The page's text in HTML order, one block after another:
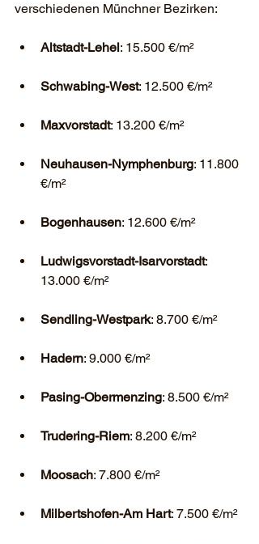
verschiedenen Münchner Bezirken:
Altstadt-Lehel: 15.500 €/m²
Schwabing-West: 12.500 €/m²
Maxvorstadt: 13.200 €/m²
Neuhausen-Nymphenburg: 11.800
€/m²
Bogenhausen: 12.600 €/m²
Ludwigsvorstadt-Isarvorstadt:
13.000 €/m²
Sendling-Westpark: 8.700 €/m²
Hadern: 9.000 €/m²
Pasing-Obermenzing: 8.500 €/m²
Trudering-Riem: 8.200 €/m²
Moosach: 7.800 €/m²
Milbertshofen-Am Hart: 7.500 €/m²